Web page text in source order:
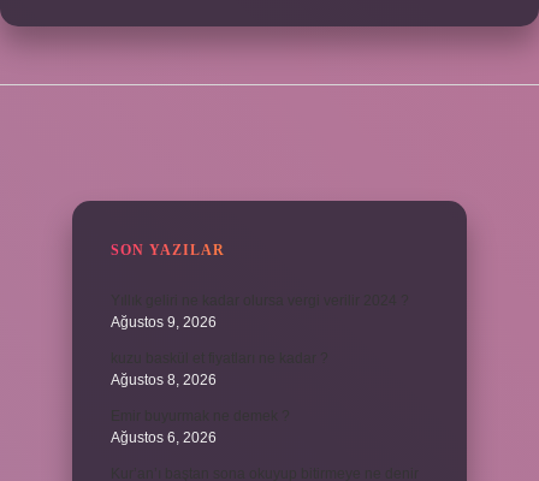
SON YAZILAR
Ağustos 9, 2026
Ağustos 8, 2026
Ağustos 6, 2026